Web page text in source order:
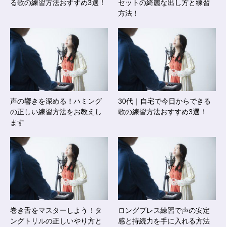
る歌の練習方法おすすめ3選！
セットの綺麗な出し方と練習
方法！
声の響きを深める！ハミング
の正しい練習方法をお教えし
ます
30代｜自宅で今日からできる
歌の練習方法おすすめ3選！
巻き舌をマスターしよう！タ
ングトリルの正しいやり方と
ロングブレス練習で声の安定
感と持続力を手に入れる方法